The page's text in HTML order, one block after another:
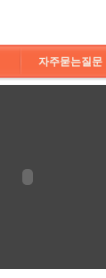
자주묻는질문